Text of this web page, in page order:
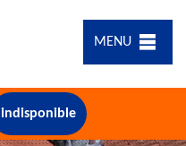
MENU
indisponible